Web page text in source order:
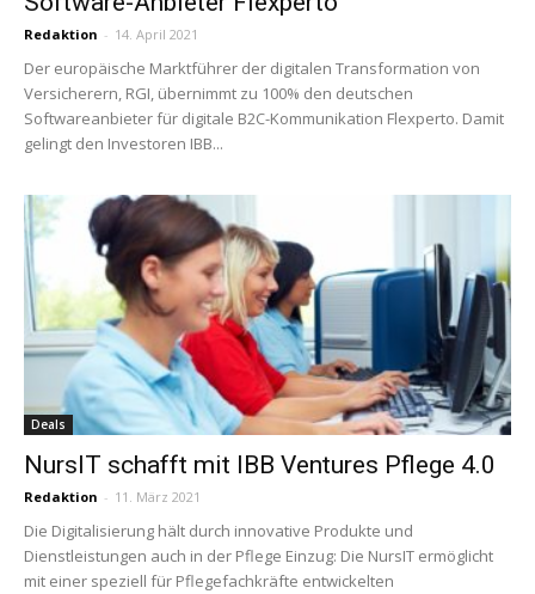
Redaktion - 14. April 2021
Der europäische Marktführer der digitalen Transformation von
Versicherern, RGI, übernimmt zu 100% den deutschen
Softwareanbieter für digitale B2C-Kommunikation Flexperto. Damit
gelingt den Investoren IBB...
Deals
NursIT schafft mit IBB Ventures Pflege 4.0
Redaktion - 11. März 2021
Die Digitalisierung hält durch innovative Produkte und
Dienstleistungen auch in der Pflege Einzug: Die NursIT ermöglicht
mit einer speziell für Pflegefachkräfte entwickelten